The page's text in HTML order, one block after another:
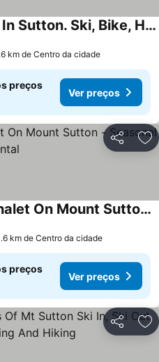
New! Perfect Location In Sutton. Ski, Bike, Hike.
km de Centro da cidade
preços
Ver preços
Partilhar
Cozy And Bright Ski Chalet On Mount Sutton - Seasonal Rental
km de Centro da cidade
preços
Ver preços
Partilhar